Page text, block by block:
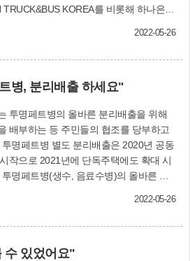
위해 여권 발급시 등기(개별·계약) 수령
하면 지정한 주소로 배송해 준다. 개별등기
만 수령 가능), 맞춤형 계약등기는 사상
700원 현금결제만 가능하다. □ 온라인
세 이상 성인(남성의 경우 병역을 마친
대상으로 실시한다. 정부24 홈페이지
검색창에 `여권 재발급'을 검색한 후
되고, 여권은 본인이 직접 창구를 방문해
날 알림 문자 발송＝여
후 수령하지 않은 민원인을 위한 서비스이
자로 수령일을 안내해준다. 민원여권과
TRUCK&BUS KOREA를 비롯해 하나은
식 운행하게 됐다. 청춘버스·당당버
보다 최대 8㎝ 더 낮은데다 자동경사판
휠체어 탑승이 용이하다. 버스 이용은 사
주민 중 60세 이상 어르신과 장애인복지
자이면 가능하다. 탑승권은 사상구노인
사상구장애인복지관에서 발급받아야 한
운행 시간 등은 해당 복지관 등에 문의하
(☎325-7555) 사상구장애인복지관
2022-05-26
병, 분리배출 하세요"
투명페트병의 올바른 분리배출을 위해
배부하는 등 주민들의 협조를 당부하고
작으로 2021년에 단독주택에도 확대 시
명페트병(생수, 음료수병)의 올바른 분
는 투명 또는 반투명 봉투 등에 따로 담
2022-05-26
수 있었어요"